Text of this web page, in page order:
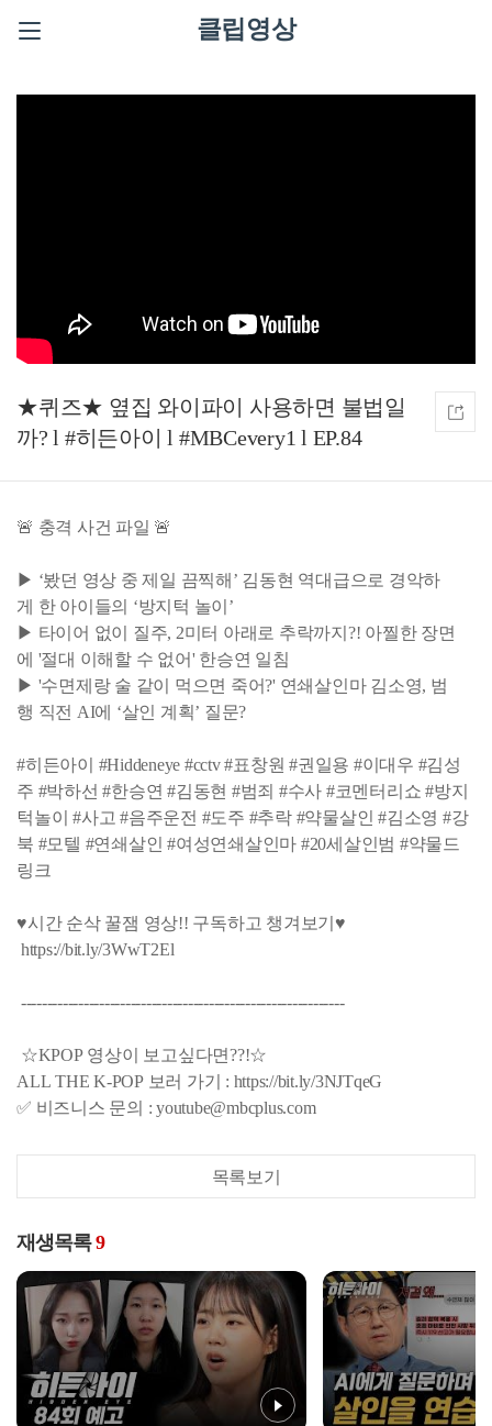
클립영상
★퀴즈★ 옆집 와이파이 사용하면 불법일
까? l #히든아이 l #MBCevery1 l EP.84
🚨 충격 사건 파일 🚨
▶ ‘봤던 영상 중 제일 끔찍해’ 김동현 역대급으로 경악하
게 한 아이들의 ‘방지턱 놀이’
▶ 타이어 없이 질주, 2미터 아래로 추락까지?! 아찔한 장면
에 '절대 이해할 수 없어' 한승연 일침
▶ '수면제랑 술 같이 먹으면 죽어?' 연쇄살인마 김소영, 범
행 직전 AI에 ‘살인 계획’ 질문?
#히든아이 #Hiddeneye #cctv #표창원 #권일용 #이대우 #김성
주 #박하선 #한승연 #김동현 #범죄 #수사 #코멘터리쇼 #방지
턱놀이 #사고 #음주운전 #도주 #추락 #약물살인 #김소영 #강
북 #모텔 #연쇄살인 #여성연쇄살인마 #20세살인범 #약물드
링크
♥시간 순삭 꿀잼 영상!! 구독하고 챙겨보기♥
https://bit.ly/3WwT2El
--------------------------------------------------------------
☆KPOP 영상이 보고싶다면??!☆
ALL THE K-POP 보러 가기 : https://bit.ly/3NJTqeG
✅ 비즈니스 문의 : youtube@mbcplus.com
목록보기
재생목록9